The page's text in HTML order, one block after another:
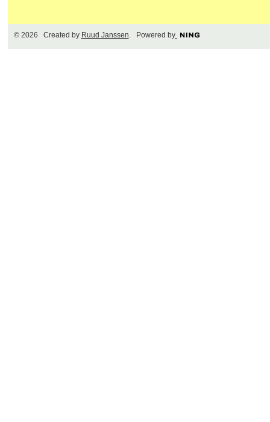
© 2026 Created by Ruud Janssen. Powered by